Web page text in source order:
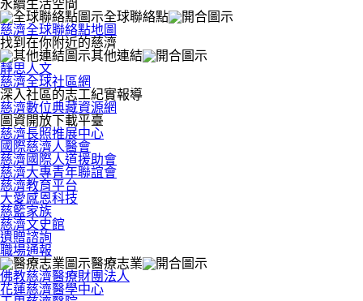
永續生活空間
全球聯絡點
慈濟全球聯絡點地圖
找到在你附近的慈濟
其他連結
靜思人文
慈濟全球社區網
深入社區的志工紀實報導
慈濟數位典藏資源網
圖資開放下載平臺
慈濟長照推展中心
國際慈濟人醫會
慈濟國際人道援助會
慈濟大專青年聯誼會
慈濟教育平台
大愛感恩科技
慈籃家族
慈濟文史館
遺贈諮詢
職場通報
醫療志業
佛教慈濟醫療財團法人
花蓮慈濟醫學中心